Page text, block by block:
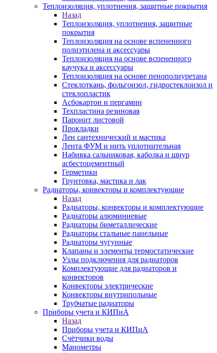
Теплоизоляция, уплотнения, защитные покрытия
Назад
Теплоизоляция, уплотнения, защитные
покрытия
Теплоизоляция на основе вспененного
полиэтилена и аксессуары
Теплоизоляция на основе вспененного
каучука и аксессуары
Теплоизоляция на основе пенополиуретана
Стеклоткань, фольгоизол, гидростеклоизол и
стеклопластик
Асбокартон и пергамин
Техпластина резиновая
Паронит листовой
Прокладки
Лен сантехнический и мастика
Лента ФУМ и нить уплотнительная
Набивка сальниковая, каболка и шнур
асбестоцементный
Герметики
Грунтовка, мастика и лак
Радиаторы, конвекторы и комплектующие
Назад
Радиаторы, конвекторы и комплектующие
Радиаторы алюминиевые
Радиаторы биметаллические
Радиаторы стальные панельные
Радиаторы чугунные
Клапаны и элементы термостатические
Узлы подключения для радиаторов
Комплектующие для радиаторов и
конвекторов
Конвекторы электрические
Конвекторы внутрипольные
Трубчатые радиаторы
Приборы учета и КИПиА
Назад
Приборы учета и КИПиА
Счётчики воды
Манометры